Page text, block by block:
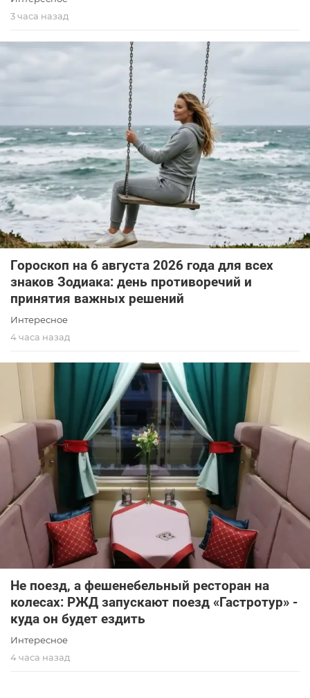
3 часа назад
Гороскоп на 6 августа 2026 года для всех
знаков Зодиака: день противоречий и
принятия важных решений
Интересное
4 часа назад
Не поезд, а фешенебельный ресторан на
колесах: РЖД запускают поезд «Гастротур» -
куда он будет ездить
Интересное
4 часа назад